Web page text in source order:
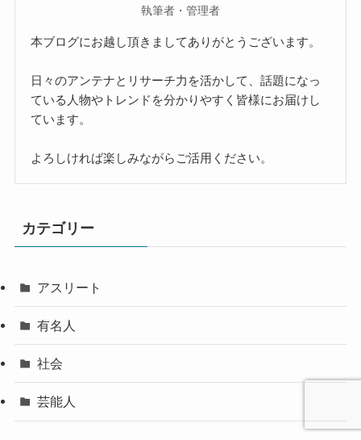
執筆者・管理者
本ブログにお越し頂きましてありがとうございます。
日々のアンテナとリサーチ力を活かして、話題になっ
ている人物やトレンドを分かりやすく皆様にお届けし
ています。
よろしければ楽しみながらご活用ください。
カテゴリー
アスリート
有名人
社会
芸能人